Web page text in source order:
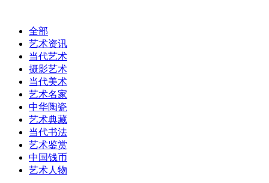
全部
艺术资讯
当代艺术
摄影艺术
当代美术
艺术名家
中华陶瓷
艺术典藏
当代书法
艺术鉴赏
中国钱币
艺术人物